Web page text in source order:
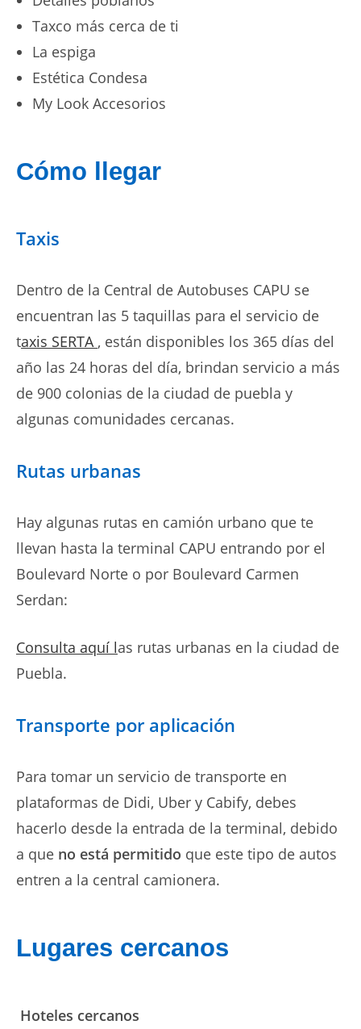
Taxco más cerca de ti
La espiga
Estética Condesa
My Look Accesorios
Cómo llegar
Taxis
Dentro de la Central de Autobuses CAPU se
encuentran las 5 taquillas para el servicio de
taxis SERTA , están disponibles los 365 días del
año las 24 horas del día, brindan servicio a más
de 900 colonias de la ciudad de puebla y
algunas comunidades cercanas.
Rutas urbanas
Hay algunas rutas en camión urbano que te
llevan hasta la terminal CAPU entrando por el
Boulevard Norte o por Boulevard Carmen
Serdan:
Consulta aquí las rutas urbanas en la ciudad de
Puebla.
Transporte por aplicación
Para tomar un servicio de transporte en
plataformas de Didi, Uber y Cabify, debes
hacerlo desde la entrada de la terminal, debido
a que no está permitido que este tipo de autos
entren a la central camionera.
Lugares cercanos
Hoteles cercanos